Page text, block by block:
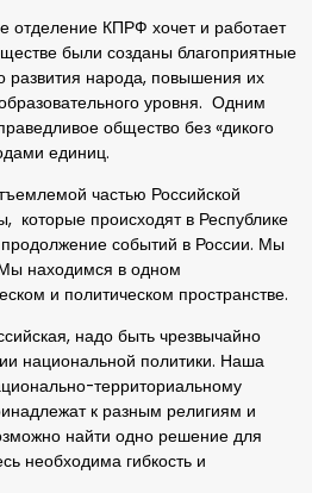
отделение КПРФ хочет и работает
были созданы благоприятные
развития народа, повышения их
уровня. Одним
общество без «дикого
единиц.
частью Российской
которые происходят в Республике
событий в России. Мы
находимся в одном
и политическом пространстве.
надо быть чрезвычайно
национальной политики. Наша
территориальному
к разным религиям и
найти одно решение для
необходима гибкость и